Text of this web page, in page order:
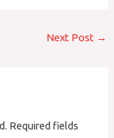
Next Post →
Required fields